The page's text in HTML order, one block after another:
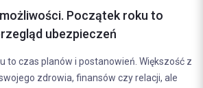
roku to
Większość z
relacji, ale
Wybór odpowiedniego
bezpieczeństwa na drodze.
(odpowiedzialności...